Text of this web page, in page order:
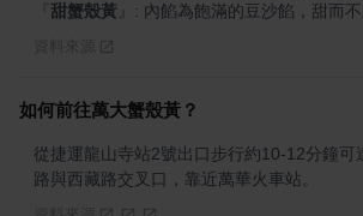
甜蟹殼黃 : 內餡為飽滿的豆沙餡，甜而
如何前往萬大蟹殼黃？
從捷運龍山寺站2號出口步行約10-12分鐘可
路與西藏路交叉口，靠近萬華火車站。